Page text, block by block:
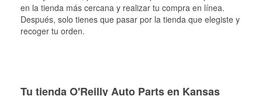
en la tienda más cercana y realizar tu compra en línea.
Después, solo tienes que pasar por la tienda que elegiste y
recoger tu orden.
Tu tienda O'Reilly Auto Parts en Kansas